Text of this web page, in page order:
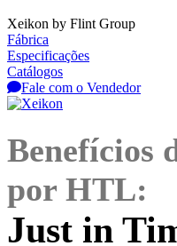
Xeikon by Flint Group
Fábrica
Especificações
Catálogos
Fale com o Vendedor
Benefícios
por HTL:
Just in